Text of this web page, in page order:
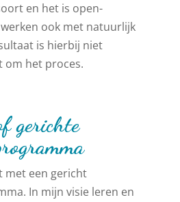
en het is open-
ook met natuurlijk
is hierbij niet
om het proces.
gerichte
met een gericht
In mijn visie leren en